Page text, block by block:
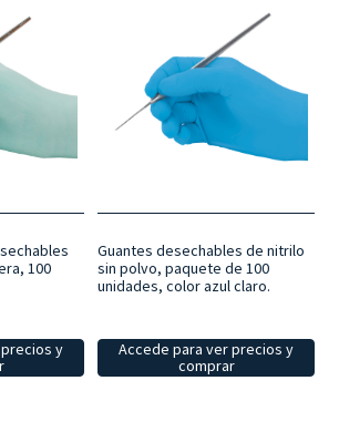
100
y
Guantes desechables de nitrilo
sin polvo, paquete de 100
unidades, color azul claro.
Accede para ver precios y
comprar